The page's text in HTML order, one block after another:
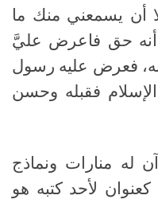
أن يسمعني منك ما
حق فاعرض عليَّ
فعرض عليه رسول
فقبله وحسن
له منارات ونماذج
لأحد كتبه هو